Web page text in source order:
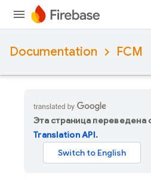
Documentation FCM
Эта страница
Translation API.